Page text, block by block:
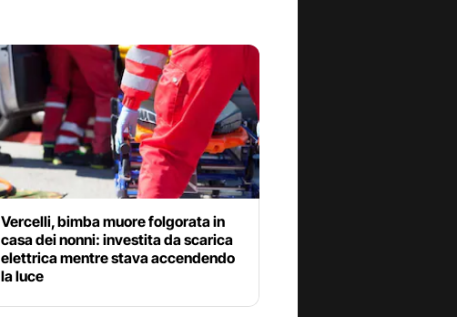
Vercelli, bimba muore folgorata in
casa dei nonni: investita da scarica
elettrica mentre stava accendendo
la luce